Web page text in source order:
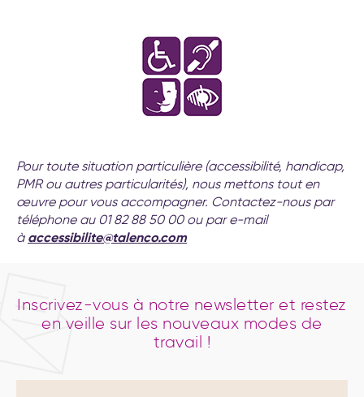
Pour toute situation particulière (accessibilité, handicap,
PMR ou autres particularités), nous mettons tout en
œuvre pour vous accompagner. Contactez-nous par
téléphone au 01 82 88 50 00 ou par e-mail
à accessibilite@talenco.com
Inscrivez-vous à notre newsletter et restez
en veille sur les nouveaux modes de
travail !